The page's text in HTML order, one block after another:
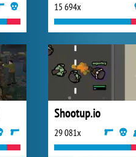
15 694x
Shootup.io
29 081x